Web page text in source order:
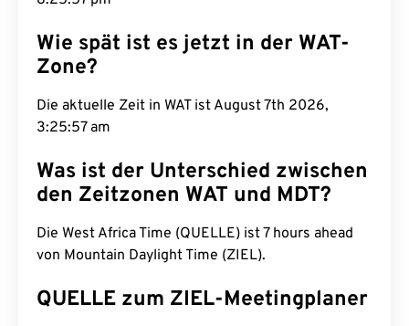
Wie spät ist es jetzt in der WAT-
Zone?
Die aktuelle Zeit in WAT ist August 7th 2026,
3:25:58 am
Was ist der Unterschied zwischen
den Zeitzonen WAT und MDT?
Die West Africa Time (QUELLE) ist 7 hours ahead
von Mountain Daylight Time (ZIEL).
QUELLE zum ZIEL-Meetingplaner